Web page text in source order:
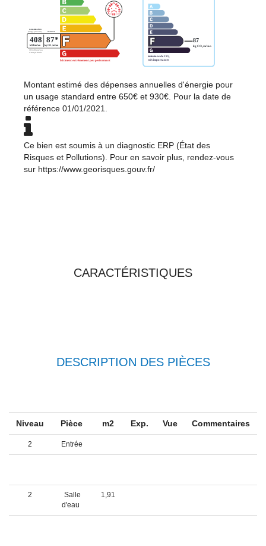
Montant estimé des dépenses annuelles d'énergie pour
un usage standard entre 650€ et 930€. Pour la date de
référence 01/01/2021.
Ce bien est soumis à un diagnostic ERP (État des
Risques et Pollutions). Pour en savoir plus, rendez-vous
sur https://www.georisques.gouv.fr/
CARACTÉRISTIQUES
DESCRIPTION DES PIÈCES
Niveau Pièce m2 Exp. Vue Commentaires
2 Entrée
2
Salle
d'eau
1,91